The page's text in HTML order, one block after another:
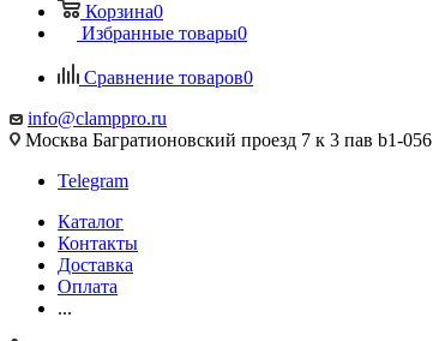
Корзина0
Избранные товары0
Сравнение товаров0
info@clamppro.ru
Москва Багратионовский проезд 7 к 3 пав b1-056
Telegram
Каталог
Контакты
Доставка
Оплата
...